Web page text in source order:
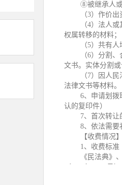
⑧被继承人
（3）作价出
（4）法人或
权属转移的材料；
（5）共有人
（6）分割、
文书。实体分割
（7）因人民
法律文书等材料。
6、申请划拨
认的复印件）
7、首次转让
8、依法需要
【收费情况
1、收费标准
《民法典》